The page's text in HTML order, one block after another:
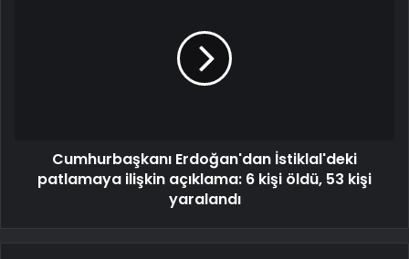
Cumhurbaşkanı Erdoğan'dan İstiklal'deki
patlamaya ilişkin açıklama: 6 kişi öldü, 53 kişi
yaralandı